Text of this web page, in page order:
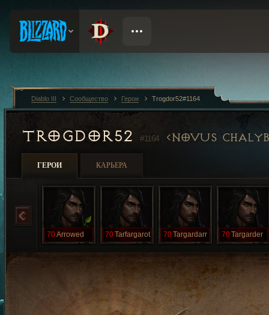
TROGDOR52 #1164 NOVUS
ГЕРОИ КАРЬЕРА
70Arrowed 70Tarfargarot 70Targardarr 70Targarder
Diablo III Сообщество Герои Trogdor52#1164